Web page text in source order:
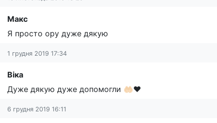
Макс
Я просто ору дуже дякую
1 грудня 2019 17:34
Віка
Дуже дякую дуже допомогли 🤲🏻❤️
6 грудня 2019 16:11